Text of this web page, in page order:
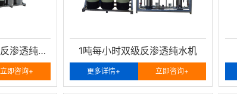
LZRO-1000L/H单级反渗透纯水机
立即咨询+
1吨每小时双级反渗透纯水机
更多详情+ 立即咨询+